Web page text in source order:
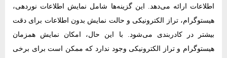
اطلاعات ارائه می‌دهد. این گزینه‌ها شامل نمایش اطلاعات نوردهی،
هیستوگرام، تراز الکترونیکی و حالت نمایش بدون اطلاعات برای دقت
بیشتر در کادربندی می‌شود. با این‌ حال، امکان نمایش همزمان
هیستوگرام و تراز الکترونیکی وجود ندارد که ممکن است برای برخی